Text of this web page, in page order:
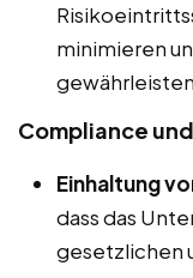
minimieren
Compliance
Einhaltung
dass das
gesetzlichen